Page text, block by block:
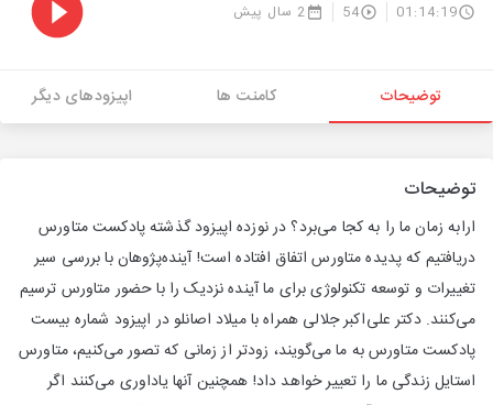
01:14:19
54 2 سال پیش
توضیحات کامنت ها اپیزودهای دیگر
توضیحات
ارابه زمان ما را به کجا می‌برد؟ در نوزده اپیزود گذشته پادکست متاورس
دریافتیم که پدیده متاورس اتفاق افتاده است! آینده‌پژوهان با بررسی سیر
تغییرات و توسعه تکنولوژی برای ما آینده نزدیک را با حضور متاورس ترسیم
می‌کنند. دکتر علی‌اکبر جلالی همراه با میلاد اصانلو در اپیزود شماره بیست
پادکست متاورس به ما می‌گویند، زودتر از زمانی که تصور می‌کنیم، متاورس
استایل زندگی ما را تعییر خواهد داد! همچنین آنها یاداوری می‌کنند اگر